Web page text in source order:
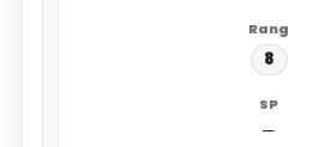
8
—